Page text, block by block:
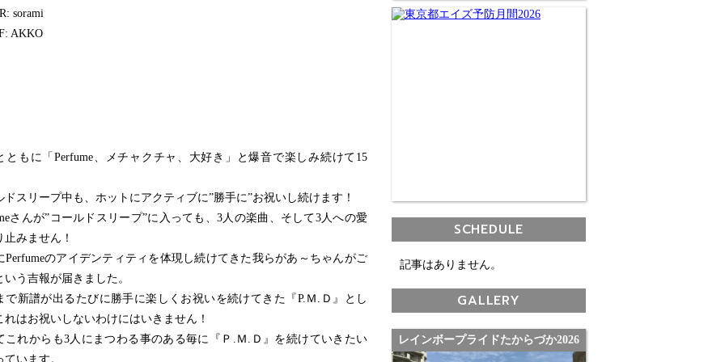
sorami
AKKO
ともに「Perfume、メチャクチャ、大好き」と爆音で楽しみ続けて15
ドスリープ中も、ホットにアクティブに”勝手に”お祝いし続けます！
さんが”コールドスリープ”に入っても、3人の楽曲、そして3人への愛
止みません！
Perfumeのアイデンティティを体現し続けてきた我らがあ～ちゃんがご
いう吉報が届きました。
で新譜が出るたびに勝手に楽しくお祝いを続けてきた『P.Ｍ.Ｄ』とし
れはお祝いしないわけにはいきません！
これからも3人にまつわる事のある毎に『Ｐ.Ｍ.Ｄ』を続けていきたい
ています。
SCHEDULE
記事はありません。
GALLERY
レインボープライドたからづか2026